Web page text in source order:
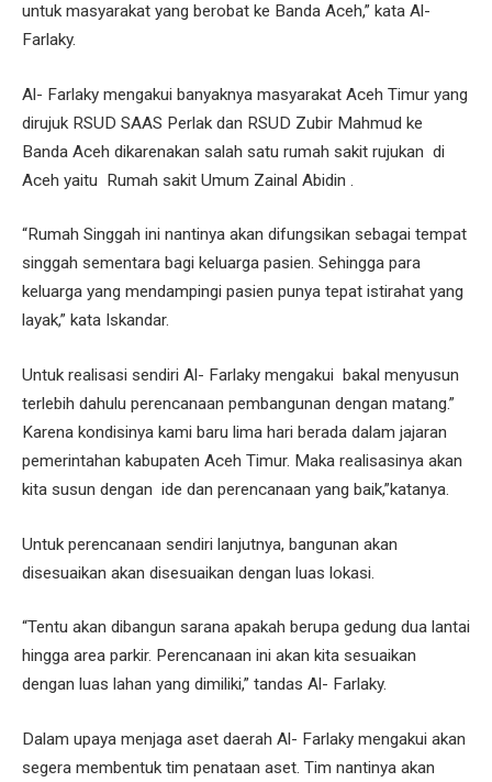
untuk masyarakat yang berobat ke Banda Aceh,” kata Al-
Farlaky.
Al- Farlaky mengakui banyaknya masyarakat Aceh Timur yang
dirujuk RSUD SAAS Perlak dan RSUD Zubir Mahmud ke
Banda Aceh dikarenakan salah satu rumah sakit rujukan di
Aceh yaitu Rumah sakit Umum Zainal Abidin .
“Rumah Singgah ini nantinya akan difungsikan sebagai tempat
singgah sementara bagi keluarga pasien. Sehingga para
keluarga yang mendampingi pasien punya tepat istirahat yang
layak,” kata Iskandar.
Untuk realisasi sendiri Al- Farlaky mengakui bakal menyusun
terlebih dahulu perencanaan pembangunan dengan matang.”
Karena kondisinya kami baru lima hari berada dalam jajaran
pemerintahan kabupaten Aceh Timur. Maka realisasinya akan
kita susun dengan ide dan perencanaan yang baik,”katanya.
Untuk perencanaan sendiri lanjutnya, bangunan akan
disesuaikan akan disesuaikan dengan luas lokasi.
“Tentu akan dibangun sarana apakah berupa gedung dua lantai
hingga area parkir. Perencanaan ini akan kita sesuaikan
dengan luas lahan yang dimiliki,” tandas Al- Farlaky.
Dalam upaya menjaga aset daerah Al- Farlaky mengakui akan
segera membentuk tim penataan aset. Tim nantinya akan